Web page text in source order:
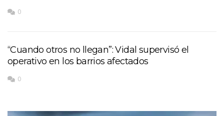
0
“Cuando otros no llegan”: Vidal supervisó el
operativo en los barrios afectados
0